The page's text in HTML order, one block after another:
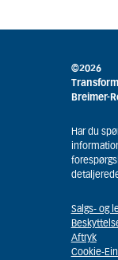
©2026
Breimer-
Har du
Salgs- og
Aftryk
Cookie-